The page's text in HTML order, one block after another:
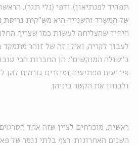
תפקיד לפנתיאון) ודפי (נלי תגר).
של המשרד והשנייה היא מש"קית גריסת
היחיד שהצליחה לעשות כמו שצריך.
לעבור לקריה, ואילו זה של זוהר
ב"שולה המוקשים". הן החברות הכי
אירועים מפתיעים ומוזרים גורמים להן
ולבחון את הקשר ביניהן.
ראשית, מוכרחים לציין שזה אחד
השנים האחרונות. רצף בלתי נגמר של